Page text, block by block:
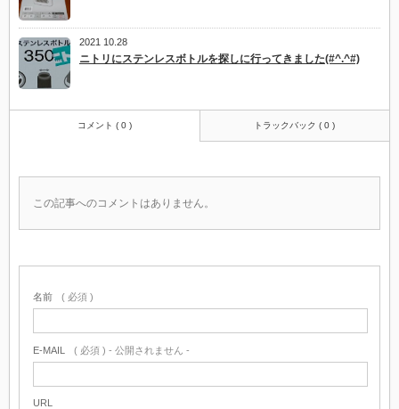
2021 10.28
ニトリにステンレスボトルを探しに行ってきました(#^.^#)
コメント ( 0 ) トラックバック ( 0 )
この記事へのコメントはありません。
名前 ( 必須 )
E-MAIL ( 必須 ) - 公開されません -
URL